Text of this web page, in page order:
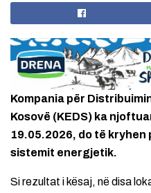
Kompania për
Kosovë (KEDS) ka
19.05.2026, do të kryhen
sistemit energjetik.
Si rezultat i kësaj, në disa